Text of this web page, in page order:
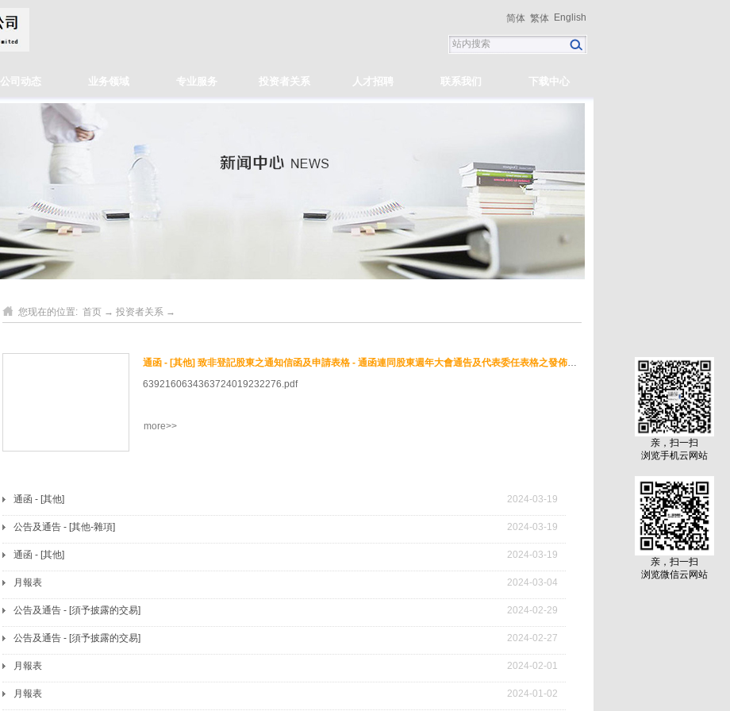
简体 繁体 English
公司动态 业务领域 专业服务 投资者关系 人才招聘 联系我们 下载中心
您现在的位置: 首页 → 投资者关系 →
通函 - [其他] 致非登記股東之通知信函及申請表格 - 通函連同股東週年大會通告及代表委任表格之發佈通知
6392160634363724019232276.pdf
more>>
通函 - [其他] 2024-03-19
公告及通告 - [其他-雜項] 2024-03-19
通函 - [其他] 2024-03-19
月報表 2024-03-04
公告及通告 - [須予披露的交易] 2024-02-29
公告及通告 - [須予披露的交易] 2024-02-27
月報表 2024-02-01
月報表 2024-01-02
亲，扫一扫
浏览手机云网站
亲，扫一扫
浏览微信云网站